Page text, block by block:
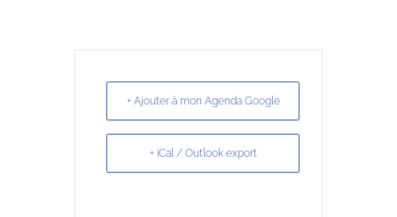
+ Ajouter à mon Agenda Google
+ iCal / Outlook export